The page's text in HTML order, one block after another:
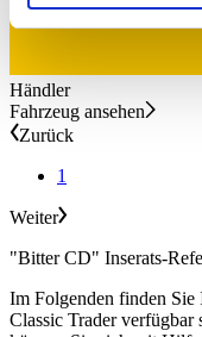
soziale Medien,
haben oder die sie
gesammelt haben.
Händler
Fahrzeug ansehen
Zurück
1
Weiter
"Bitter CD" Inserats-
Im Folgenden finden Sie
Classic Trader verfügbar